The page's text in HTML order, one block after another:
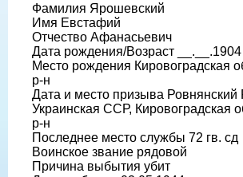
Фамилия Ярошевский
Имя Евстафий
Отчество Афанасьевич
Дата рождения/Возраст __.__.1904
Место рождения Кировоградская
р-н
Дата и место призыва Ровнянский
Украинская ССР, Кировоградская
р-н
Последнее место службы 72 гв. сд
Воинское звание рядовой
Причина выбытия убит